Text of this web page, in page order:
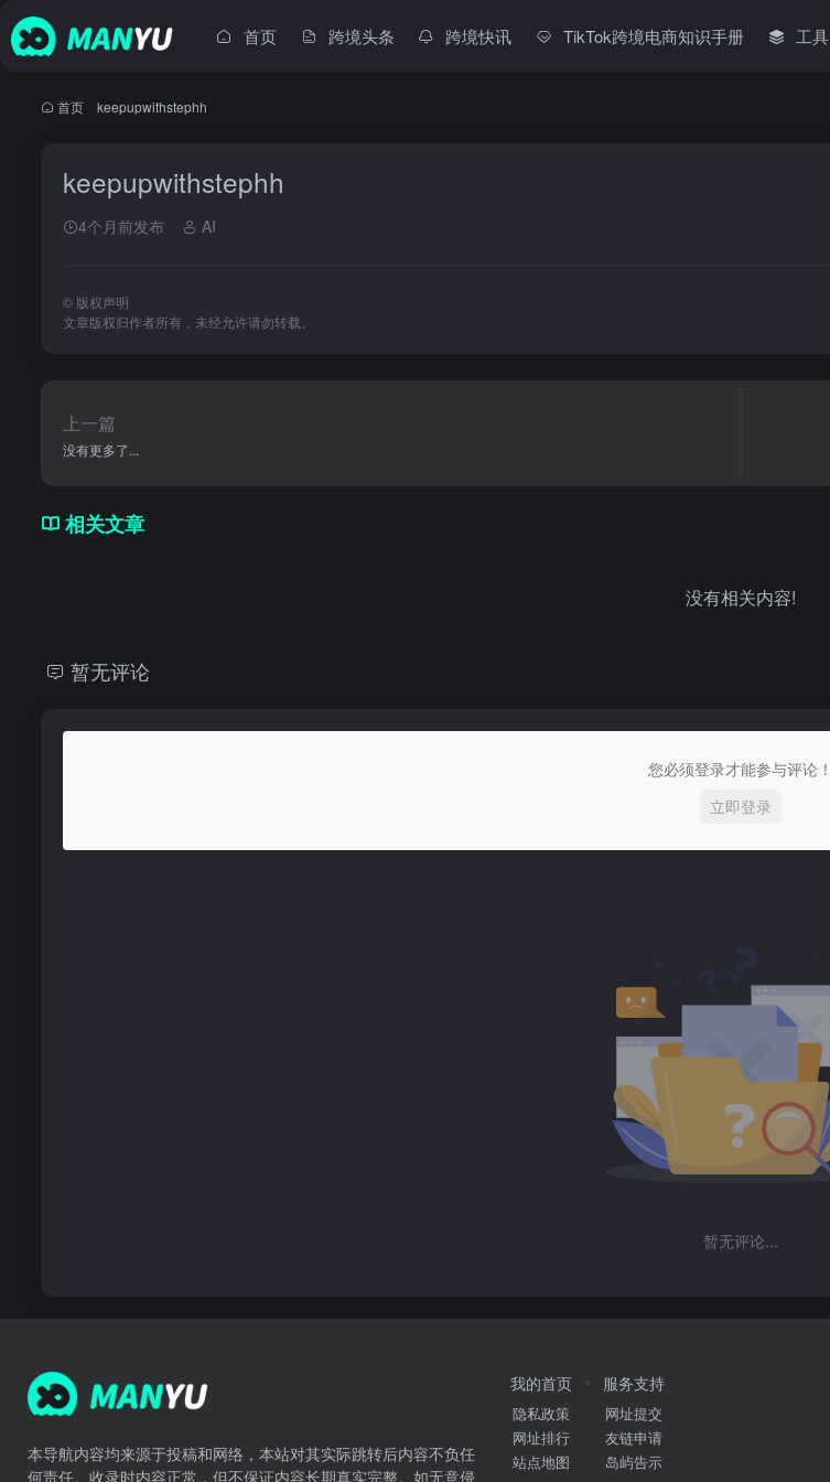
首页 跨境头条 跨境快讯 TikTok跨境电商知识手册 工具
首页 keepupwithstephh
keepupwithstephh
4个月前发布 AI
© 版权声明
文章版权归作者所有，未经允许请勿转载。
上一篇
没有更多了...
相关文章
没有相关内容!
暂无评论
您必须登录才能参与评论！
立即登录
暂无评论...
本导航内容均来源于投稿和网络，本站对其实际跳转后内容不负任
何责任。收录时内容正常，但不保证内容长期真实完整。如无意侵
我的首页
隐私政策
网址排行
站点地图
服务支持
网址提交
友链申请
岛屿告示